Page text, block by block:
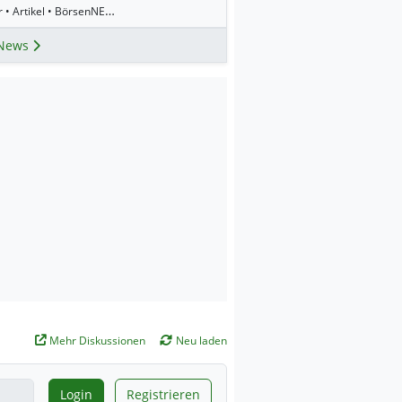
8:45 Uhr • Artikel • BörsenNEWS.de
Mehr Diskussionen Neu laden
Login Registrieren